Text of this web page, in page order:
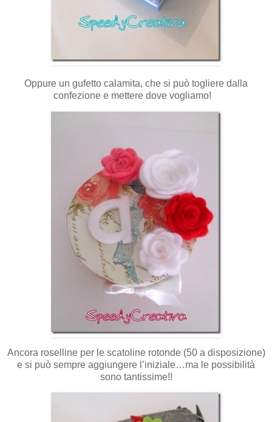
Oppure un gufetto calamita, che si può togliere dalla
confezione e mettere dove vogliamo!
Ancora roselline per le scatoline rotonde (50 a disposizione)
e si può sempre aggiungere l’iniziale…ma le possibilità
sono tantissime!!